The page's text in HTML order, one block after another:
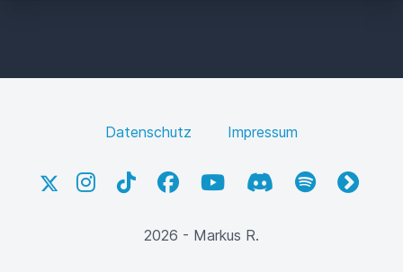
Datenschutz Impressum
X InstagramTikTokFacebookYouTubeDiscordSpotifyfyyd
2026 - Markus R.